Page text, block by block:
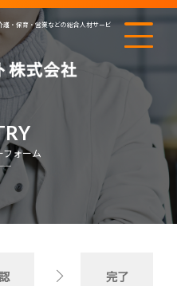
・保育・営業などの総合人材サービ
フォーム
完了